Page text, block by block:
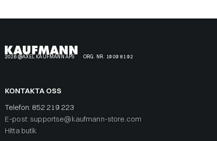
2026 @AXEL KAUFMANN APS ORG. NR. 19 09 81 92
KONTAKTA OSS
Telefon: 852 219 223
E-post: supportse@kaufmann-store.com
Hitta butik